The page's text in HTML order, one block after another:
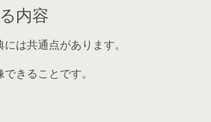
内容
は共通点があります。
きることです。